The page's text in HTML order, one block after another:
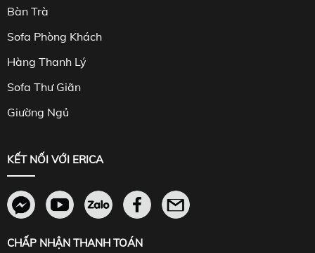
Bàn Trà
Sofa Phòng Khách
Hàng Thanh Lý
Sofa Thư Giãn
Giường Ngủ
KẾT NỐI VỚI ERICA
CHẤP NHẬN THANH TOÁN